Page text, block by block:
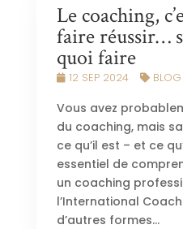
Le coaching,
faire réussir…
quoi faire
12 SEP 2024 BLOG
Vous avez
du coaching, mais
ce qu’il est – et ce
essentiel de
un coaching
l’International
d’autres formes...